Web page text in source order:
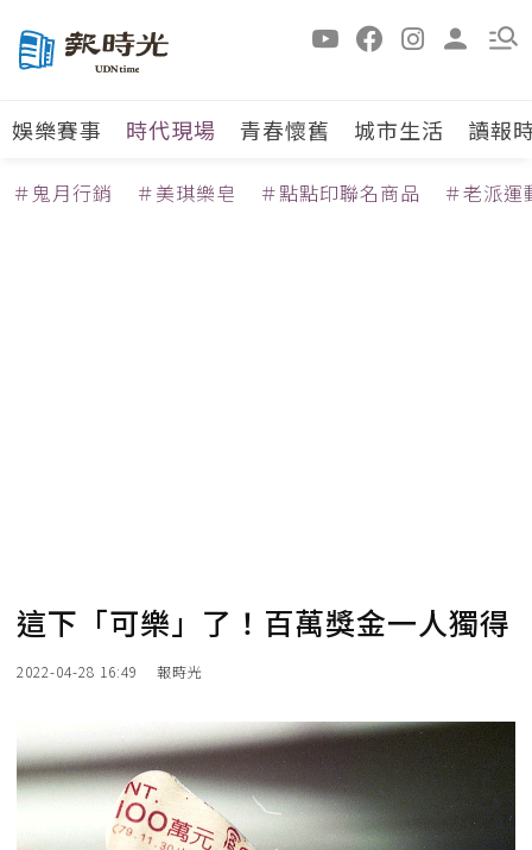
娛樂賽事 時代現場 青春懷舊 城市生活 讀報
＃鬼月行銷 ＃美琪樂皂 ＃點點印聯名商品 ＃老派運
這下「可樂」了！百萬獎金一人獨得
2022-04-28 16:49 報時光